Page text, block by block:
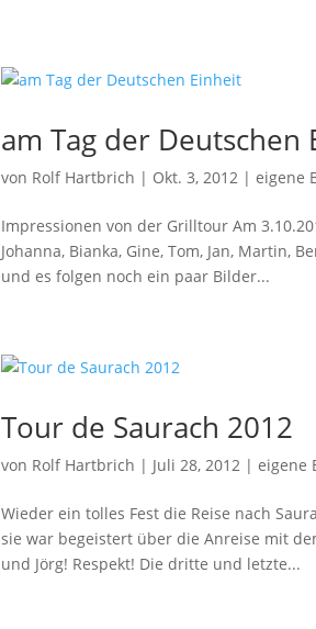
am Tag der Deutschen
von Rolf Hartbrich | Okt. 3, 2012 |eigene
Impressionen von der Grilltour Am
Johanna, Bianka, Gine, Tom, Jan,
und es folgen noch ein paar Bilder...
Tour de Saurach 2012
von Rolf Hartbrich | Juli 28, 2012 |eigene
Wieder ein tolles Fest die Reise nach
sie war begeistert über die Anreise mit
und Jörg! Respekt! Die dritte und letzte...